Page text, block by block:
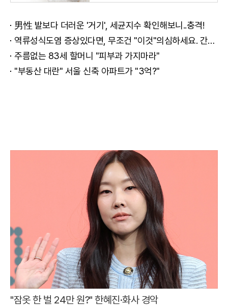
男性 발보다 더러운 '거기', 세균지수 확인해보니..충격!
역류성식도염 증상있다면, 무조건 "이것"의심하세요. 간단치료법 나왔다!
주름없는 83세 할머니 "피부과 가지마라"
"부동산 대란" 서울 신축 아파트가 "3억?"
"잠옷 한 벌 24만 원?" 한혜진·화사 경악